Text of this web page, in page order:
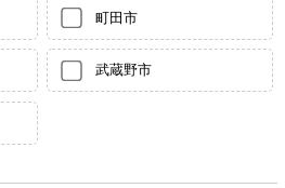
町田市
武蔵野市